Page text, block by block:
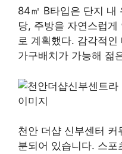
84㎡ B타입은 단지 내
당, 주방을 자연스럽
로 계획했다. 감각적
가구배치가 가능해 젊
천안 더샵 신부센터
분되어 있습니다. 스